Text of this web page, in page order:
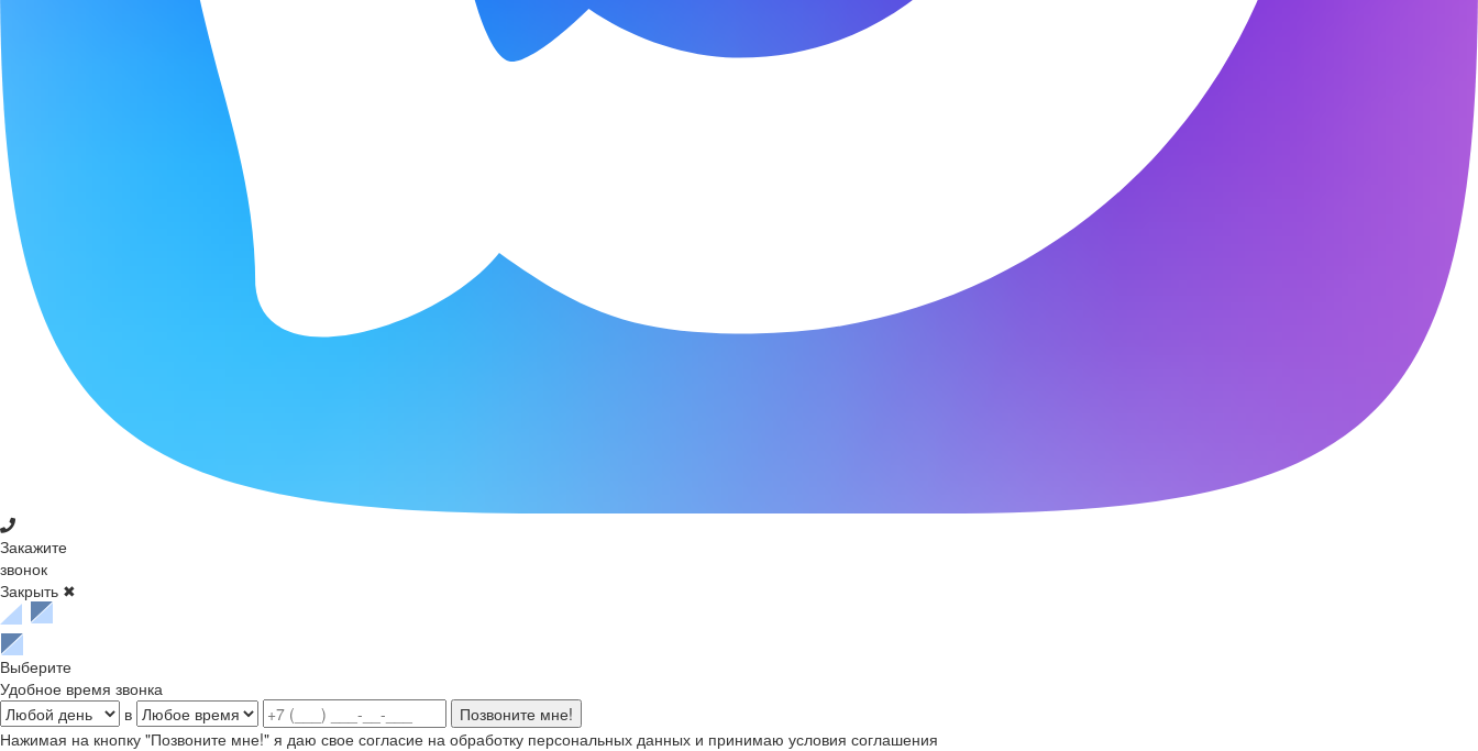
Закажите
звонок
Закрыть ✖
Выберите
Удобное время звонка
в
Нажимая на кнопку "Позвоните мне!" я даю свое согласие на обработку персональных данных и принимаю условия соглашения